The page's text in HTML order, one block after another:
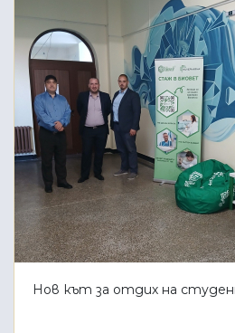
Нов кът за отдих на